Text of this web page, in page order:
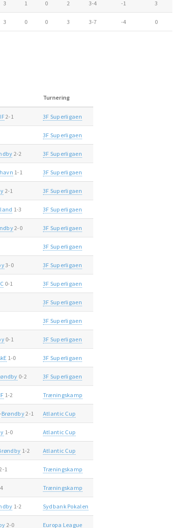
3 1 0 2 3-4 -1 3
3 0 0 3 3-7 -4 0
Turnering
2-1 3F Superligaen
3F Superligaen
2-2 3F Superligaen
1-1 3F Superligaen
2-1 3F Superligaen
1-3 3F Superligaen
2-0 3F Superligaen
3F Superligaen
3-0 3F Superligaen
0-1 3F Superligaen
3F Superligaen
3F Superligaen
0-1 3F Superligaen
1-0 3F Superligaen
0-2 3F Superligaen
1-2 Træningskamp
-Brøndby2-1 Atlantic Cup
1-0 Atlantic Cup
1-2 Atlantic Cup
1 Træningskamp
Træningskamp
1-2 Sydbank Pokalen
2-0 Europa League